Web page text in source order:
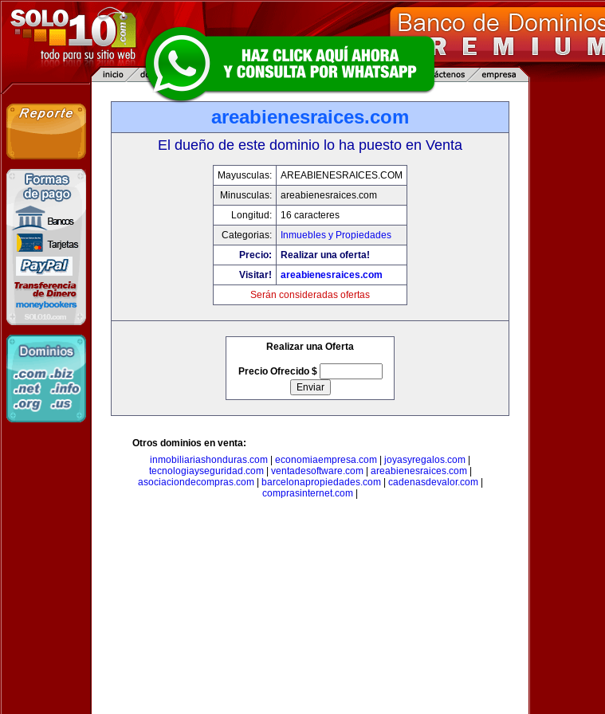
areabienesraices.com
El dueño de este dominio lo ha puesto en Venta
Mayusculas:
AREABIENESRAICES.COM
Minusculas:
areabienesraices.com
Longitud:
16 caracteres
Categorias:
Inmuebles y Propiedades
Precio:
Realizar una oferta!
Visitar!
areabienesraices.com
Serán consideradas ofertas
Realizar una Oferta
Precio Ofrecido $
Otros dominios en venta:
inmobiliariashonduras.com
economiaempresa.com joyasyregalos.com
tecnologiayseguridad.com| ventadesoftware.com| areabienesraices.com|
asociaciondecompras.com| barcelonapropiedades.com| cadenasdevalor.com|
comprasinternet.com